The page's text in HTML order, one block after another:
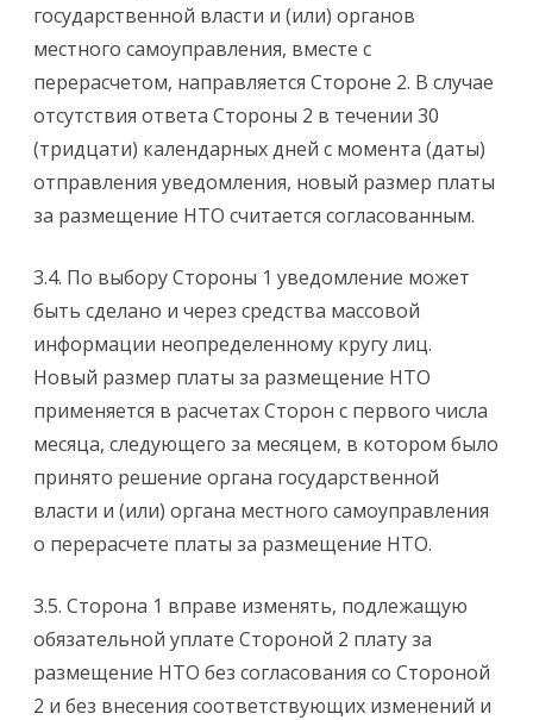
государственной власти и (или) органов
местного самоуправления, вместе с
перерасчетом, направляется Стороне 2. В случае
отсутствия ответа Стороны 2 в течении 30
(тридцати) календарных дней с момента (даты)
отправления уведомления, новый размер платы
за размещение НТО считается согласованным.
3.4. По выбору Стороны 1 уведомление может
быть сделано и через средства массовой
информации неопределенному кругу лиц.
Новый размер платы за размещение НТО
применяется в расчетах Сторон с первого числа
месяца, следующего за месяцем, в котором было
принято решение органа государственной
власти и (или) органа местного самоуправления
о перерасчете платы за размещение НТО.
3.5. Сторона 1 вправе изменять, подлежащую
обязательной уплате Стороной 2 плату за
размещение НТО без согласования со Стороной
2 и без внесения соответствующих изменений и